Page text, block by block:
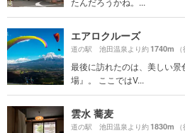
エアロクルーズ
道の駅 池田温泉より約1740m
最後に訪れたのは、美しい
場』。 ここではV...
雲水 蕎麦
道の駅 池田温泉より約1830m